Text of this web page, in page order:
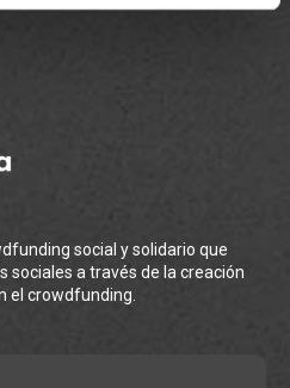
social y solidario que
sociales a través de la creación
el crowdfunding.